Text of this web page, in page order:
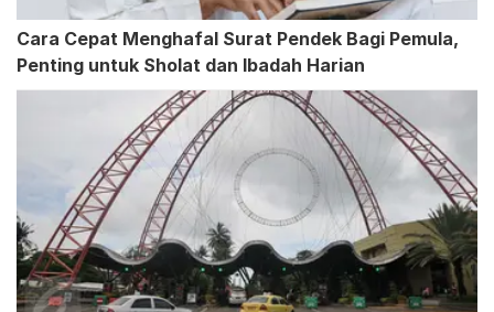
Cara Cepat Menghafal Surat Pendek Bagi Pemula,
Penting untuk Sholat dan Ibadah Harian